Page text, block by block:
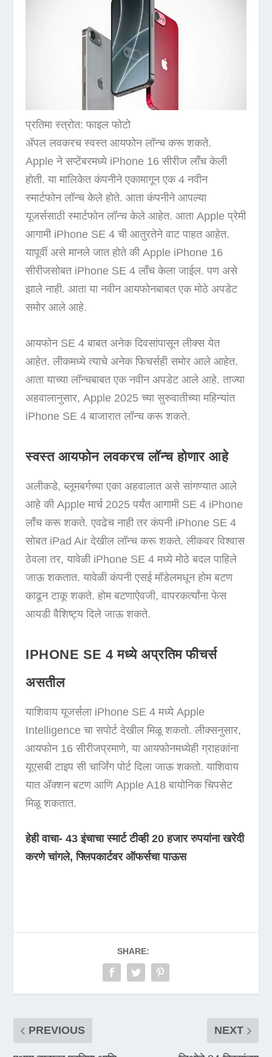
प्रतिमा स्त्रोत: फाइल फोटो
ॲपल लवकरच स्वस्त आयफोन लॉन्च करू शकते.
Apple ने सप्टेंबरमध्ये iPhone 16 सीरीज लाँच केली
होती. या मालिकेत कंपनीने एकामागून एक 4 नवीन
स्मार्टफोन लॉन्च केले होते. आता कंपनीने आपल्या
यूजर्ससाठी स्मार्टफोन लॉन्च केले आहेत. आता Apple प्रेमी
आगामी iPhone SE 4 ची आतुरतेने वाट पाहत आहेत.
यापूर्वी असे मानले जात होते की Apple iPhone 16
सीरीजसोबत iPhone SE 4 लाँच केला जाईल. पण असे
झाले नाही. आता या नवीन आयफोनबाबत एक मोठे अपडेट
समोर आले आहे.
आयफोन SE 4 बाबत अनेक दिवसांपासून लीक्स येत
आहेत. लीकमध्ये त्याचे अनेक फिचर्सही समोर आले आहेत.
आता याच्या लॉन्चबाबत एक नवीन अपडेट आले आहे. ताज्या
अहवालानुसार, Apple 2025 च्या सुरुवातीच्या महिन्यांत
iPhone SE 4 बाजारात लॉन्च करू शकते.
स्वस्त आयफोन लवकरच लॉन्च होणार आहे
अलीकडे, ब्लूमबर्गच्या एका अहवालात असे सांगण्यात आले
आहे की Apple मार्च 2025 पर्यंत आगामी SE 4 iPhone
लाँच करू शकते. एवढेच नाही तर कंपनी iPhone SE 4
सोबत iPad Air देखील लॉन्च करू शकते. लीकवर विश्वास
ठेवला तर, यावेळी iPhone SE 4 मध्ये मोठे बदल पाहिले
जाऊ शकतात. यावेळी कंपनी एसई मॉडेलमधून होम बटण
काढून टाकू शकते. होम बटणाऐवजी, वापरकर्त्यांना फेस
आयडी वैशिष्ट्य दिले जाऊ शकते.
IPHONE SE 4 मध्ये अप्रतिम फीचर्स
असतील
याशिवाय यूजर्सला iPhone SE 4 मध्ये Apple
Intelligence चा सपोर्ट देखील मिळू शकतो. लीक्सनुसार,
आयफोन 16 सीरीजप्रमाणे, या आयफोनमध्येही ग्राहकांना
यूएसबी टाइप सी चार्जिंग पोर्ट दिला जाऊ शकतो. याशिवाय
यात ॲक्शन बटण आणि Apple A18 बायोनिक चिपसेट
मिळू शकतात.
हेही वाचा- 43 इंचाचा स्मार्ट टीव्ही 20 हजार रुपयांना खरेदी
करणे चांगले, फ्लिपकार्टवर ऑफर्सचा पाऊस
SHARE:
PREVIOUS NEXT